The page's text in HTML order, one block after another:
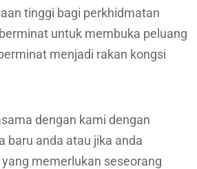
tinggi bagi perkhidmatan
untuk membuka peluang
menjadi rakan kongsi
dengan kami dengan
baru anda atau jika anda
memerlukan seseorang